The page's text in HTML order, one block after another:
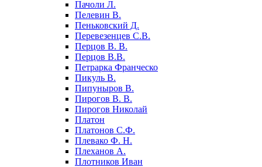
Пачоли Л.
Пелевин В.
Пеньковский Д.
Перевезенцев С.В.
Перцов В. В.
Перцов В.В.
Петрарка Франческо
Пикуль В.
Пипуныров В.
Пирогов В. В.
Пирогов Николай
Платон
Платонов С.Ф.
Плевако Ф. Н.
Плеханов А.
Плотников Иван